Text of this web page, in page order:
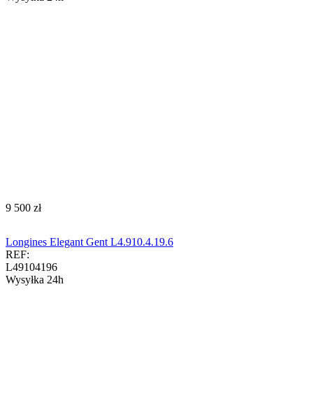
‍9 500‍ zł
Longines Elegant Gent L4.910.4.19.6
REF:
L49104196
Wysyłka 24h